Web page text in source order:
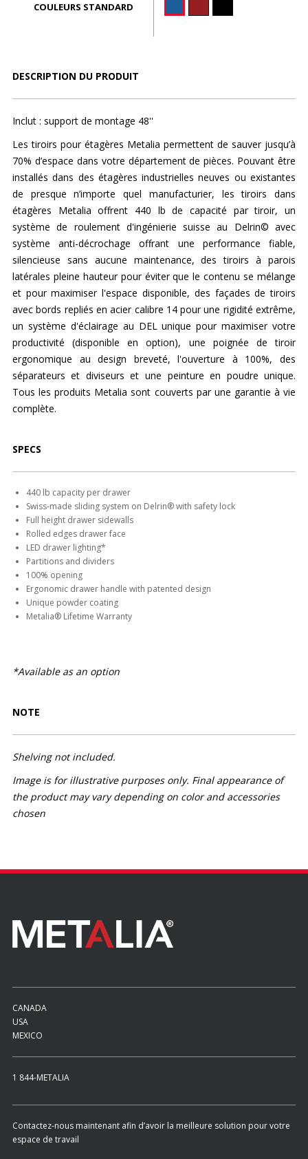
COULEURS STANDARD
DESCRIPTION DU PRODUIT
Inclut : support de montage 48''
Les tiroirs pour étagères Metalia permettent de sauver jusqu’à
70% d’espace dans votre département de pièces. Pouvant être
installés dans des étagères industrielles neuves ou existantes
de presque n’importe quel manufacturier, les tiroirs dans
étagères Metalia offrent 440 lb de capacité par tiroir, un
système de roulement d'ingénierie suisse au Delrin© avec
système anti-décrochage offrant une performance fiable,
silencieuse sans aucune maintenance, des tiroirs à parois
latérales pleine hauteur pour éviter que le contenu se mélange
et pour maximiser l'espace disponible, des façades de tiroirs
avec bords repliés en acier calibre 14 pour une rigidité extrême,
un système d'éclairage au DEL unique pour maximiser votre
productivité (disponible en option), une poignée de tiroir
ergonomique au design breveté, l'ouverture à 100%, des
séparateurs et diviseurs et une peinture en poudre unique.
Tous les produits Metalia sont couverts par une garantie à vie
complète.
SPECS
440 lb capacity per drawer
Swiss-made sliding system on Delrin® with safety lock
Full height drawer sidewalls
Rolled edges drawer face
LED drawer lighting*
Partitions and dividers
100% opening
Ergonomic drawer handle with patented design
Unique powder coating
Metalia® Lifetime Warranty
*Available as an option
NOTE
Shelving not included.
Image is for illustrative purposes only. Final appearance of
the product may vary depending on color and accessories
chosen
CANADA
USA
MEXICO
1 844-METALIA
Contactez-nous maintenant afin d’avoir la meilleure solution pour votre
espace de travail